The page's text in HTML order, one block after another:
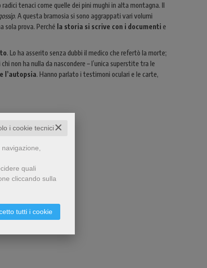
✕
i cookie tecnici
quali
cliccando sulla
tutti i cookie
tenaci come quelle dei pini mughi in alta montagna. Il
. A questa bramosia si sono aggrappati vari volumi
sola prova. Perché la storia si scrive con i documenti e
. Lo ha asserito senza dubbi il medico che refertò la morte;
non ha nulla da nascondere – l’unica superstite tra le
l’autopsia. Hanno parlato i testimoni oculari e le carte,